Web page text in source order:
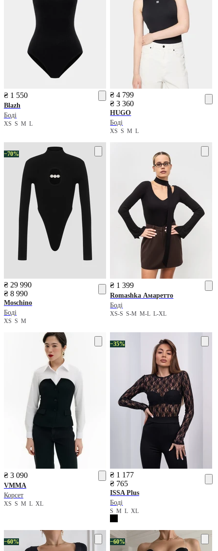
₴ 1 550
Blazh
Боді
XS S M L
₴ 4 799
₴ 3 360
HUGO
Боді
XSSML
−70%
₴ 29 990
₴ 8 990
Moschino
Боді
XS S M
₴ 1 399
Romashka Амаретто
Боді
XS-SS-MM-LL-XL
₴ 3 090
VMMA
Корсет
XS S M L XL
−35%
₴ 1 177
₴ 765
ISSA Plus
Боді
SMLXL
−60% −60%